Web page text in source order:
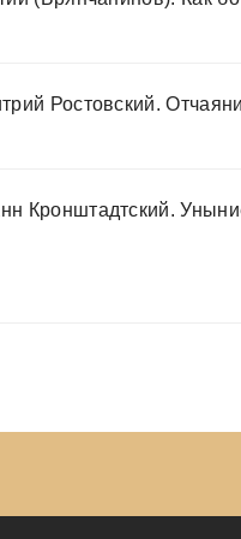
Ростовский.
Кронштадтский.